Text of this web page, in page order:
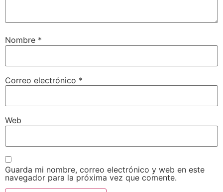
Nombre *
Correo electrónico *
Web
Guarda mi nombre, correo electrónico y web en este
navegador para la próxima vez que comente.